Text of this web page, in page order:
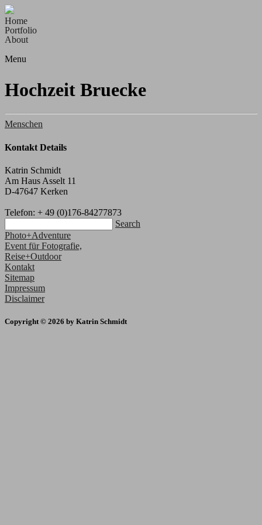
Home
Portfolio
About
Menu
Hochzeit Bruecke
Menschen
Kontakt Details
Katrin Schmidt
Am Haus Asselt 11
D-47647 Kerken
Telefon: + 49 (0)176-84277873
Search
Photo+Adventure
Event für Fotografie,
Reise+Outdoor
Kontakt
Sitemap
Impressum
Disclaimer
Copyright © 2026 by Katrin Schmidt